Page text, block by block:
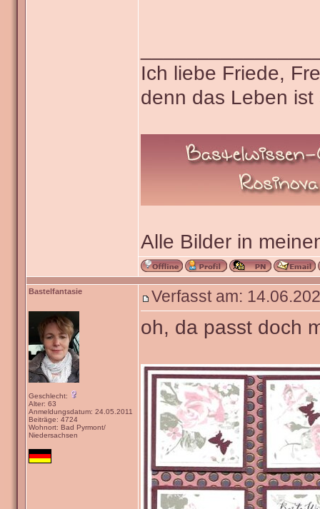
Ich liebe Friede,
denn das Leben
Alle Bilder in
Bastelfantasie
Geschlecht:
Alter: 63
Anmeldungsdatum: 24.05.2011
Beiträge: 4724
Wohnort: Bad Pyrmont/
Niedersachsen
Verfasst am:
oh, da passt doch